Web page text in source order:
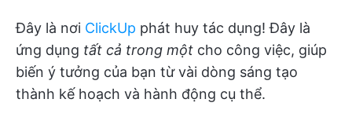
Đây là nơi ClickUp phát huy tác dụng! Đây là
ứng dụng tất cả trong một cho công việc, giúp
biến ý tưởng của bạn từ vài dòng sáng tạo
thành kế hoạch và hành động cụ thể.